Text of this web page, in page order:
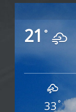
21 °
33 °